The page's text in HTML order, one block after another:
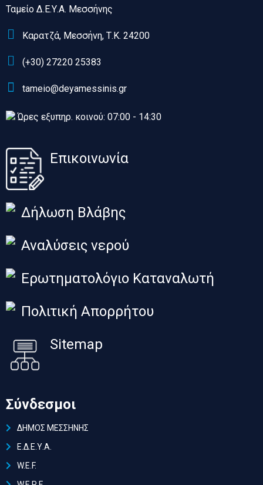
Ταμείο Δ.Ε.Υ.Α. Μεσσήνης
Καρατζά, Μεσσήνη, Τ.Κ. 24200
(+30) 27220 25383
tameio@deyamessinis.gr
Ώρες εξυπηρ. κοινού: 07:00 - 14:30
Επικοινωνία
Δήλωση Βλάβης
Αναλύσεις νερού
Ερωτηματολόγιο Καταναλωτή
Πολιτική Απορρήτου
Sitemap
Σύνδεσμοι
ΔΗΜΟΣ ΜΕΣΣΗΝΗΣ
Ε.Δ.Ε.Υ.Α.
W.E.F.